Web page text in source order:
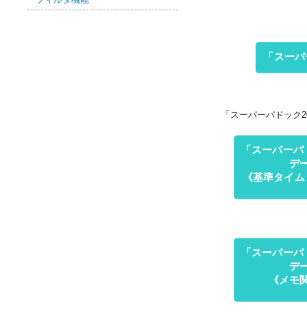
「スー
「スーパーパドック
「スーパー
デ
《基準タイ
「スーパー
デ
《メモ